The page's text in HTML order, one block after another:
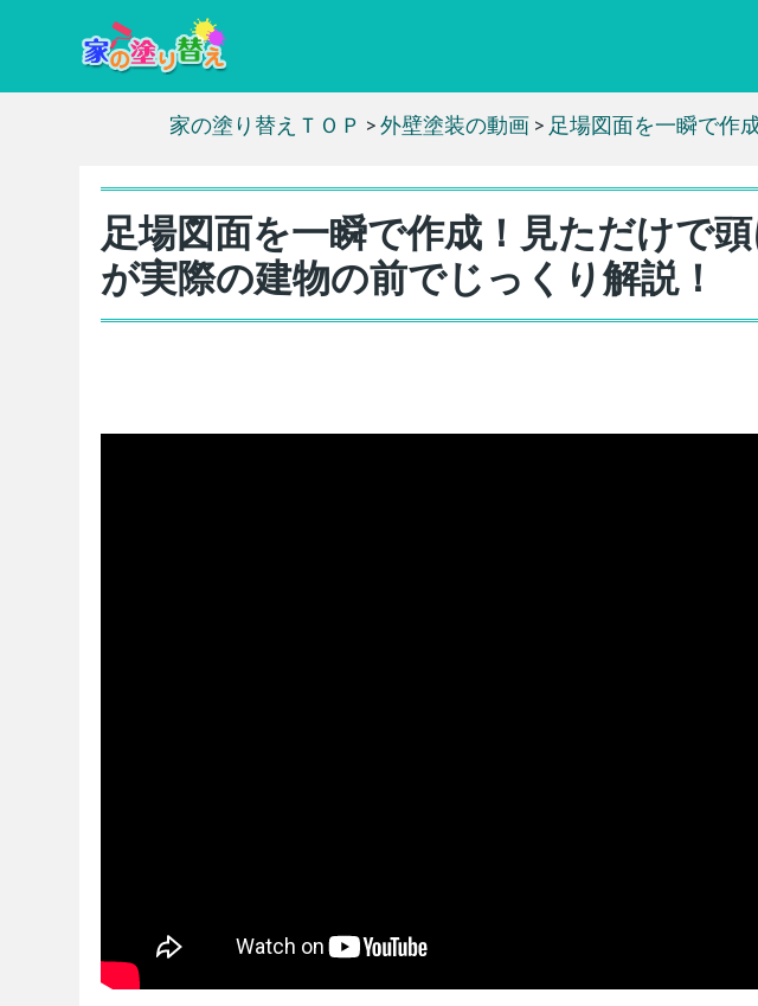
家の塗り替えＴＯＰ >外壁塗装の動画 > 足場図面を一瞬で作
足場図面を一瞬で作成！見ただけで
が実際の建物の前でじっくり解説！